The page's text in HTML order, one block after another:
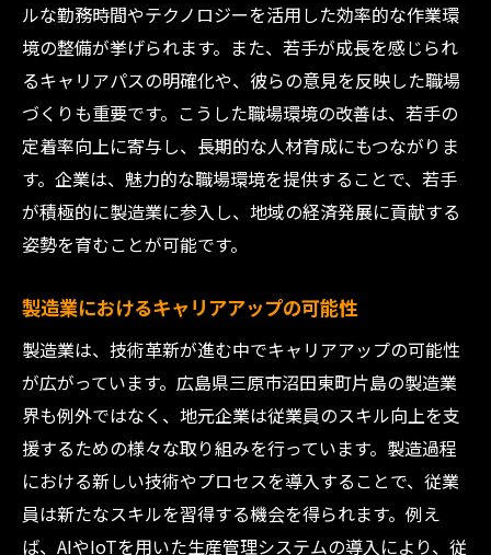
ルな勤務時間やテクノロジーを活用した効率的な作業環
境の整備が挙げられます。また、若手が成長を感じられ
るキャリアパスの明確化や、彼らの意見を反映した職場
づくりも重要です。こうした職場環境の改善は、若手の
定着率向上に寄与し、長期的な人材育成にもつながりま
す。企業は、魅力的な職場環境を提供することで、若手
が積極的に製造業に参入し、地域の経済発展に貢献する
姿勢を育むことが可能です。
製造業におけるキャリアアップの可能性
製造業は、技術革新が進む中でキャリアアップの可能性
が広がっています。広島県三原市沼田東町片島の製造業
界も例外ではなく、地元企業は従業員のスキル向上を支
援するための様々な取り組みを行っています。製造過程
における新しい技術やプロセスを導入することで、従業
員は新たなスキルを習得する機会を得られます。例え
ば、AIやIoTを用いた生産管理システムの導入により、従